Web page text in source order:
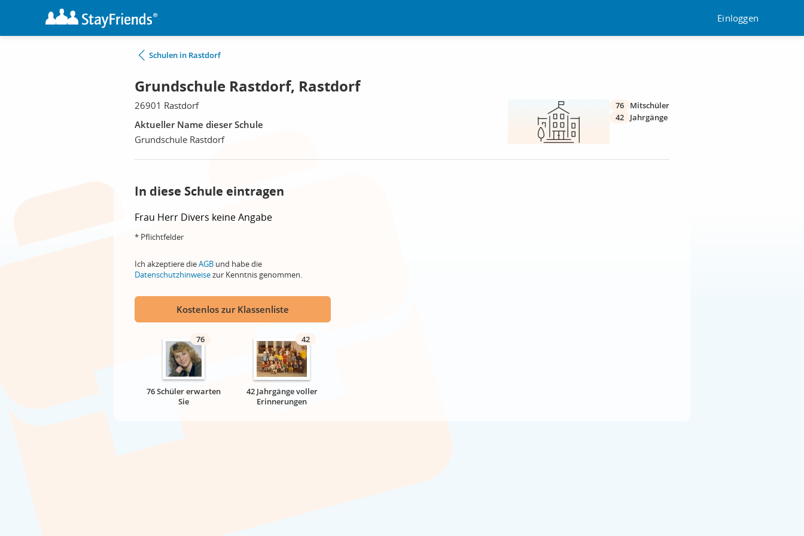
Einloggen
Schulen in Rastdorf
Grundschule Rastdorf, Rastdorf
26901 Rastdorf
Aktueller Name dieser Schule
Grundschule Rastdorf
76
Mitschüler
42
Jahrgänge
In diese Schule eintragen
Frau Herr Divers keine Angabe
* Pflichtfelder
Ich akzeptiere dieAGB und habe die
Datenschutzhinweisezur Kenntnis genommen.
Kostenlos zur Klassenliste
76
76 Schüler erwarten
Sie
42
42 Jahrgänge voller
Erinnerungen